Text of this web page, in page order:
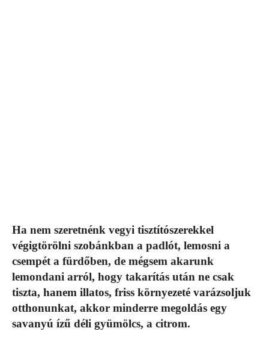
Ha nem szeretnénk vegyi tisztítószerekkel
végigtörölni szobánkban a padlót, lemosni a
csempét a fürdőben, de mégsem akarunk
lemondani arról, hogy takarítás után ne csak
tiszta, hanem illatos, friss környezeté varázsoljuk
otthonunkat, akkor minderre megoldás egy
savanyú ízű déli gyümölcs, a citrom.